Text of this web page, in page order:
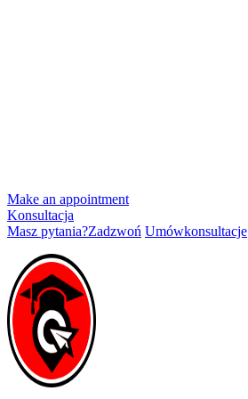
Make an appointment
Konsultacja
Masz pytania?Zadzwoń Umówkonsultacje